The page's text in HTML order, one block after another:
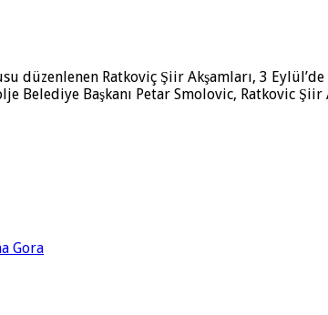
düzenlenen Ratkoviç Şiir Akşamları, 3
Belediye Başkanı Petar Smolovic, Ratkovic